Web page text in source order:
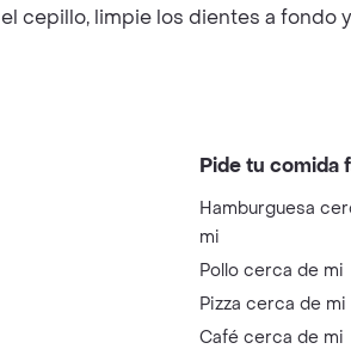
cepillo, limpie los dientes a fondo
Pide tu comida
Hamburguesa
mi
Pollo cerca de mi
Pizza cerca de mi
Café cerca de mi